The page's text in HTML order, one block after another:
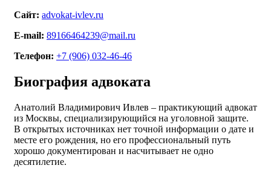
Сайт: advokat-ivlev.ru
E-mail: 89166464239@mail.ru
Телефон: +7 (906) 032-46-46
Биография адвоката
Анатолий Владимирович Ивлев – практикующий адвокат
из Москвы, специализирующийся на уголовной защите.
В открытых источниках нет точной информации о дате и
месте его рождения, но его профессиональный путь
хорошо документирован и насчитывает не одно
десятилетие.